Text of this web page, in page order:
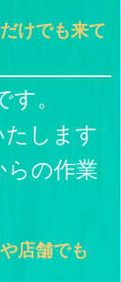
けでも来て
。
します
らの作業
店舗でも